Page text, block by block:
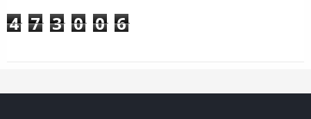
4 7 3 0 0 6